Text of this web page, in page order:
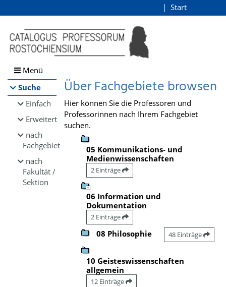
Browsen
direkt zum Inhalt
Start
Menü
Suche
Einfach
Erweitert
nach
Fachgebiet
nach
Fakultät /
Sektion
Über Fachgebiete browsen
Hier können Sie die Professoren und
Professorinnen nach Ihrem Fachgebiet
suchen.
05 Kommunikations- und
Medienwissenschaften
2 Einträge
06 Information und
Dokumentation
2 Einträge
08 Philosophie 48 Einträge
10 Geisteswissenschaften
allgemein
12 Einträge